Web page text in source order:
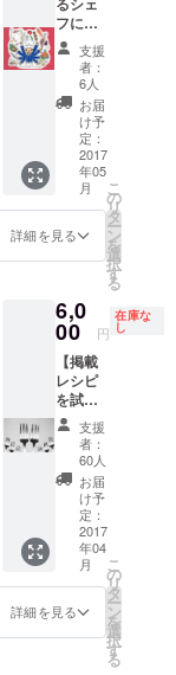
外国の
家庭料
理を皆
さんと
一緒に
おしゃ
べりし
ながら
作りま
しょ
う！
【日
時】
2017年
月頃を
予定
（約2時
間） 1
回の教
室で5~
６名程
を予定
してい
ます。
【場
所】世
界のご
ちそう
博物
館・工
房 兵
フにお
家でつ
くって
ほしい
方向
け】出
張ケー
タリン
グセッ
ト ・完
成した
レシピ
ブック
・巻末
前を掲
載 ・ご
自宅で
もパー
ティー
会場で
も、
シェフ
がお伺
いして
腕を振
るいま
す。 ※
日時は
ご相談
の上、
決定さ
支援
者：
6人
お届
け予
定：
2017
年05
月
詳細を見る
こ
の
リ
タ
ー
ン
を
選
択
す
る
6,0
00 円
在庫な
し
【掲載
レシピ
を試食
したい
方向
け】撮
影見学
＋試食
会へご
招待 ・
完成し
たレシ
ピブッ
ク ・巻
末にお
名前を
支援
者：
60人
お届
け予
定：
2017
年04
月
詳細を見る
こ
の
リ
タ
ー
ン
を
選
択
す
る